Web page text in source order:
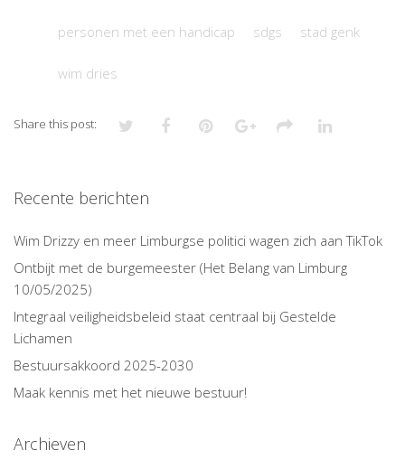
personen met een handicap sdgs stad genk
wim dries
Share this post:
Recente berichten
Wim Drizzy en meer Limburgse politici wagen zich aan TikTok
Ontbijt met de burgemeester (Het Belang van Limburg
10/05/2025)
Integraal veiligheidsbeleid staat centraal bij Gestelde
Lichamen
Bestuursakkoord 2025-2030
Maak kennis met het nieuwe bestuur!
Archieven